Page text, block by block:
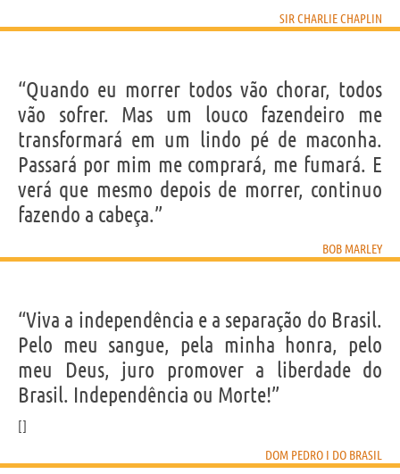
SIR CHARLIE CHAPLIN
“Quando eu morrer todos vão chorar, todos
vão sofrer. Mas um louco fazendeiro me
transformará em um lindo pé de maconha.
Passará por mim me comprará, me fumará. E
verá que mesmo depois de morrer, continuo
fazendo a cabeça.”
BOB MARLEY
“Viva a independência e a separação do Brasil.
Pelo meu sangue, pela minha honra, pelo
meu Deus, juro promover a liberdade do
Brasil. Independência ou Morte!”
DOM PEDRO I DO BRASIL